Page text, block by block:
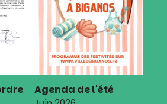
Agenda de l'été